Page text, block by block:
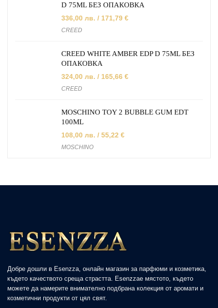
D 75ML БЕЗ ОПАКОВКА
336,00 лв. / 171,79 €
CREED
CREED WHITE AMBER EDP D 75ML БЕЗ
ОПАКОВКА
324,00 лв. / 165,66 €
CREED
MOSCHINO TOY 2 BUBBLE GUM EDT
100ML
108,00 лв. / 55,22 €
MOSCHINO
Добре дошли в Esenzza, онлайн магазин за парфюми и козметика,
където качеството среща страстта. Esenzzaе мястото, където
можете да намерите внимателно подбрана колекция от аромати и
козметични продукти от цял свят.